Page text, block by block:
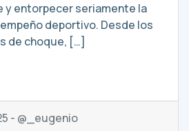
y entorpecer seriamente la
deportivo. Desde los
de choque, […]
- @_eugenio